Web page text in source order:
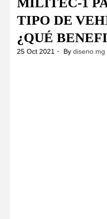
TIPO DE
¿QUÉ
25 Oct 2021 By diseno.mg